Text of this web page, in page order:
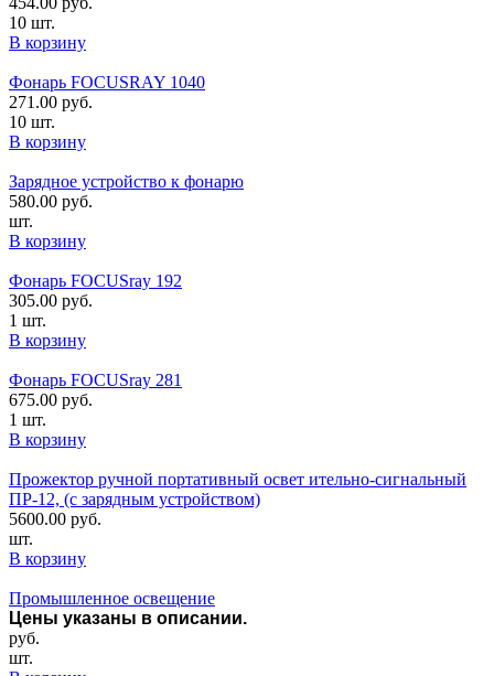
10 шт.
В корзину
Фонарь FOCUSRAY 1040
271.00 руб.
10 шт.
В корзину
Зарядное устройство к фонарю
580.00 руб.
шт.
В корзину
Фонарь FOCUSray 192
305.00 руб.
1 шт.
В корзину
Фонарь FOCUSray 281
675.00 руб.
1 шт.
В корзину
Прожектор ручной портативный освет ительно-сигнальный
ПР-12, (с зарядным устройством)
5600.00 руб.
шт.
В корзину
Промышленное освещение
Цены указаны в описании.
руб.
шт.